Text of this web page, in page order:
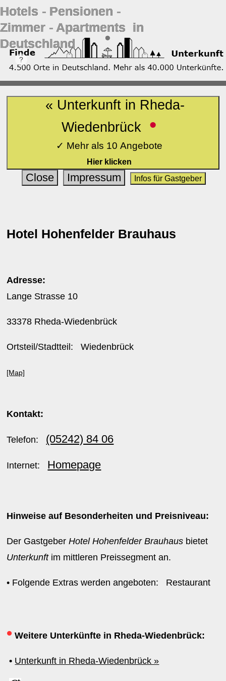
Hotels ‐ Pensionen ‐
Zimmer ‐ Apartments in
Deutschland
« Unterkunft in Rheda-
Wiedenbrück •
✓ Mehr als 10 Angebote
Hier klicken
Close Impressum Infos für Gastgeber
Hotel Hohenfelder Brauhaus
Adresse:
Lange Strasse 10
33378 Rheda-Wiedenbrück
Ortsteil/Stadtteil: Wiedenbrück
[Map]
Kontakt:
Telefon: (05242) 84 06
Internet: Homepage
Hinweise auf Besonderheiten und Preisniveau:
Der GastgeberHotel Hohenfelder Brauhaus bietet
Unterkunftim mittleren Preissegment an.
• Folgende Extras werden angeboten: Restaurant
• Weitere Unterkünfte in Rheda-Wiedenbrück:
• Unterkunft in Rheda-Wiedenbrück »